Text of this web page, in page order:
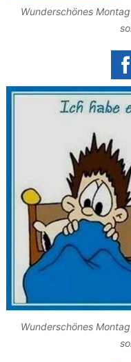
Wunderschönes
Wunderschönes